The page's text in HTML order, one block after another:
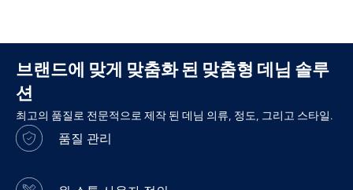
브랜드에 맞게 맞춤화 된 맞춤형 데님 솔루
션
최고의 품질로 전문적으로 제작 된 데님 의류, 정도, 그리고 스타일.
품질 관리